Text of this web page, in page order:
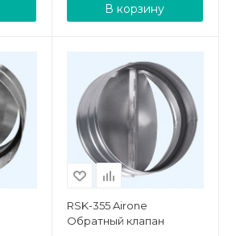
В корзину
RSK-355 Airone
Обратный клапан